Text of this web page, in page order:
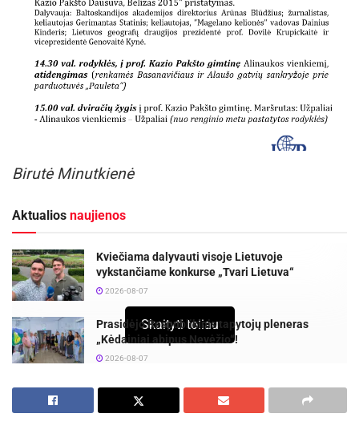
Birutė Minutkienė
Aktualios naujienos
Kviečiama dalyvauti visoje Lietuvoje
vykstančiame konkurse „Tvari Lietuva“
2026-08-07
Prasidėjo Respublikinis tapytojų pleneras
„Kėdainiai abipus Nevėžio“!
2026-08-07
Skaityti toliau